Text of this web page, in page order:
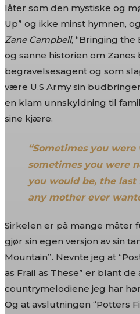
låter som den mystiske og
Up” og ikke minst hymnen,
Zane Campbell, “Bringing the
og sanne historien om Zanes
begravelsesagent og som
være U.S Army sin
en klam unnskyldning til
sine kjære.
“Sometimes you were
sometimes you were
you would be, the
any mother ever
Sirkelen er på mange måter
gjør sin egen versjon av sin
Mountain”. Nevnte jeg at
as Frail as These” er blant
countrymelodiene jeg har
Og at avslutningen “Potters